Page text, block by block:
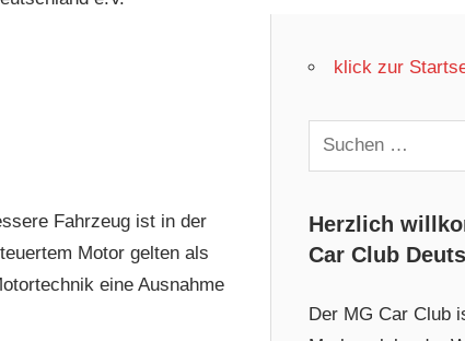
Fahrzeug ist in der
Motor gelten als
eine Ausnahme
klick zur
Suchen
nach:
Herzlich
Car Club
Der MG Car Club